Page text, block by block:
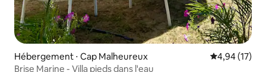
Hébergement ⋅ Cap Malheureux Évaluation
4,94 (17)
Brise Marine - Villa pieds dans l'eau